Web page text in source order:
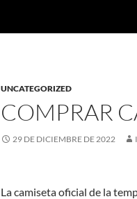
UNCATEGORIZED
COMPRAR
29 DE DICIEMBRE DE 2022
La camiseta oficial de la